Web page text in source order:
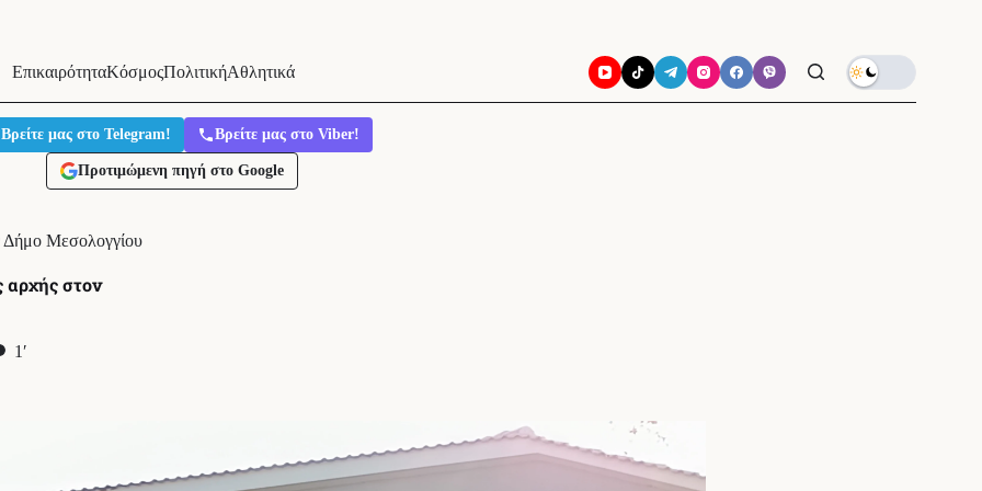
ΕπικαιρότηταΚόσμοςΠολιτικήΑθλητικά
Βρείτε μας στο Telegram! Βρείτε μας στο Viber!
Προτιμώμενη πηγή στο Google
Δήμο Μεσολογγίου
αρχής στον
1′